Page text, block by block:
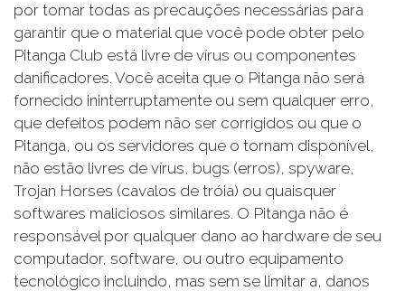
por tomar todas as precauções necessárias para
garantir que o material que você pode obter pelo
Pitanga Club está livre de vírus ou componentes
danificadores. Você aceita que o Pitanga não será
fornecido ininterruptamente ou sem qualquer erro,
que defeitos podem não ser corrigidos ou que o
Pitanga, ou os servidores que o tornam disponível,
não estão livres de vírus, bugs (erros), spyware,
Trojan Horses (cavalos de tróia) ou quaisquer
softwares maliciosos similares. O Pitanga não é
responsável por qualquer dano ao hardware de seu
computador, software, ou outro equipamento
tecnológico incluindo, mas sem se limitar a, danos